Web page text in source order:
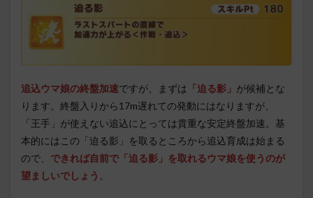
追込ウマ娘の終盤加速ですが、まずは 「迫る影」 が候補とな
ります。終盤入りから17m遅れての発動にはなりますが、
「王手」が使えない追込にとっては貴重な安定終盤加速。基
本的にはこの「迫る影」を取るところから追込育成は始まる
ので、 できれば自前で「迫る影」を取れるウマ娘を使うのが
望ましいでしょう 。